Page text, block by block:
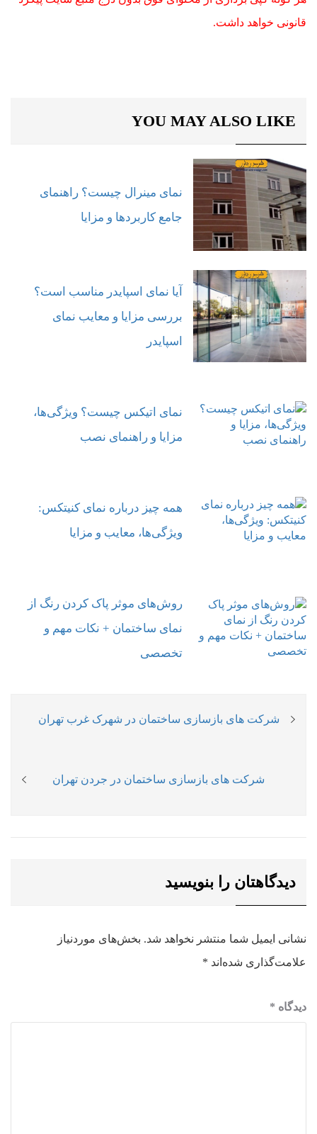
قانونی خواهد داشت.
YOU MAY ALSO LIKE
نمای مینرال چیست؟ راهنمای
جامع کاربردها و مزایا
آیا نمای اسپایدر مناسب است؟
بررسی مزایا و معایب نمای
اسپایدر
نمای اتیکس چیست؟ ویژگی‌ها،
مزایا و راهنمای نصب
همه چیز درباره نمای کنیتکس:
ویژگی‌ها، معایب و مزایا
روش‌های موثر پاک کردن رنگ از
نمای ساختمان + نکات مهم و
تخصصی
راهبری
Previous
شرکت های بازسازی ساختمان در شهرک غرب تهران
Next
شرکت های بازسازی ساختمان در جردن تهران
دیدگاهتان را بنویسید
نشانی ایمیل شما منتشر نخواهد شد. بخش‌های موردنیاز
علامت‌گذاری شده‌اند *
دیدگاه *